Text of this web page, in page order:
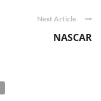
Next Article
NASCAR